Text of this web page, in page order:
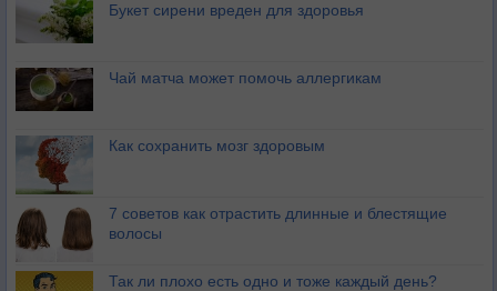
Букет сирени вреден для здоровья
Чай матча может помочь аллергикам
Как сохранить мозг здоровым
7 советов как отрастить длинные и блестящие
волосы
Так ли плохо есть одно и тоже каждый день?